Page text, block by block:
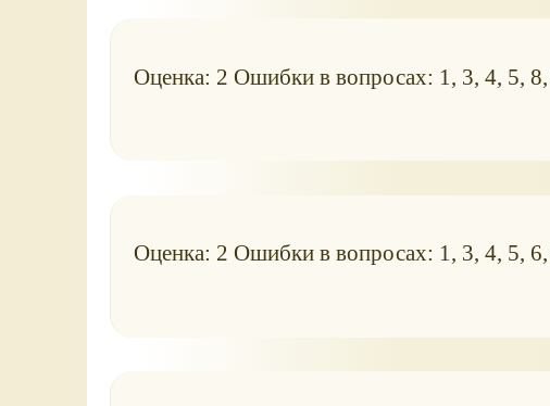
Оценка: 2 Ошибки в вопросах: 1, 3, 4, 5,
Оценка: 2 Ошибки в вопросах: 1, 3, 4, 5,